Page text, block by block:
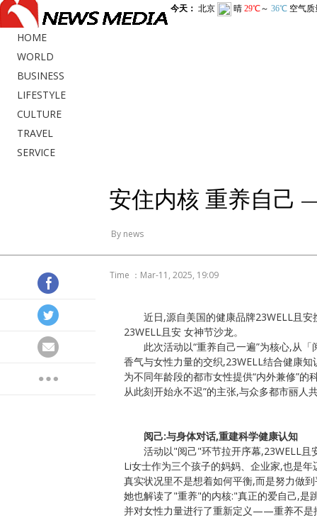
HOME
WORLD
BUSINESS
LIFESTYLE
CULTURE
TRAVEL
SERVICE
安住内核 重养自己
By news
Time ：Mar-11, 2025, 19:09
近日,源自美国的健康品牌23WELL且
23WELL且安 女神节沙龙。
此次活动以“重养自己一遍”为核心,从
香气与女性力量的交织,23WELL结合健康
为不同年龄段的都市女性提供“内外兼修”的
从此刻开始永不迟”的主张,与众多都市丽人
阅己:与身体对话,重建科学健康认知
活动以"阅己"环节拉开序幕,23WELL且
Li女士作为三个孩子的妈妈、企业家,也是
真实状况里不是想着如何平衡,而是努力做
她也解读了"重养"的内核:"真正的爱自己,是
并对女性力量进行了重新定义——重养不是